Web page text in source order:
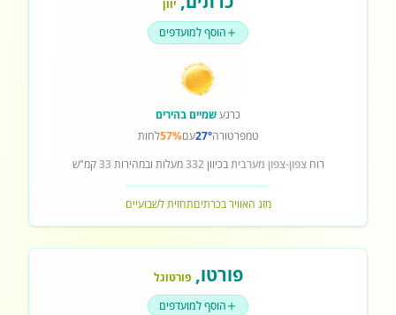
יוון
הוסף למועדפים
כרגעשמיים בהירים
טמפרטורה27°עם57%לחות
רוחצפון-צפון מערביתבכיוון332מעלות ובמהירות 33קמ"ש
מזג האוויר בכרתיםתחזית לשבועיים
פורטו,פורטוגל
הוסף למועדפים